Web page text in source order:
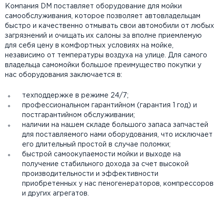
Компания DM поставляет оборудование для мойки
самообслуживания, которое позволяет автовладельцам
быстро и качественно отмывать свои автомобили от любых
загрязнений и очищать их салоны за вполне приемлемую
для себя цену в комфортных условиях на мойке,
независимо от температуры воздуха на улице. Для самого
владельца самомойки большое преимущество покупки у
нас оборудования заключается в:
техподдержке в режиме 24/7;
профессиональном гарантийном (гарантия 1 год) и
постгарантийном обслуживании;
наличии на нашем складе большого запаса запчастей
для поставляемого нами оборудования, что исключает
его длительный простой в случае поломки;
быстрой самоокупаемости мойки и выходе на
получение стабильного дохода за счет высокой
производительности и эффективности
приобретенных у нас пеногенераторов, компрессоров
и других агрегатов.